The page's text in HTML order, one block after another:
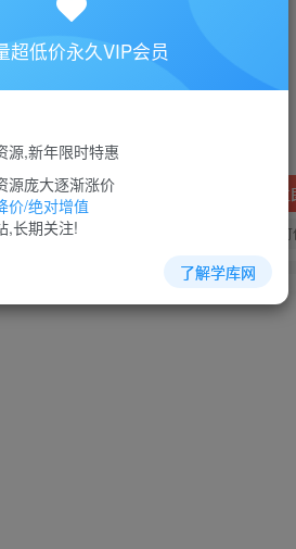
看
您当前未登录！建议登陆后购买，
超低价永久VIP会员
源,新年限时特惠
源庞大逐渐涨价
价/绝对增值
,长期关注!
了解学库网